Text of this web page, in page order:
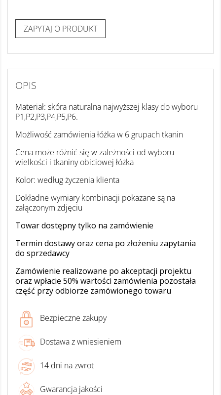
OPIS
Materiał: skóra naturalna najwyższej klasy do wyboru
P1,P2,P3,P4,P5,P6.
Możliwość zamówienia łóżka w 6 grupach tkanin
Cena może różnić się w zależności od wyboru
wielkości i tkaniny obiciowej łóżka
Kolor: według życzenia klienta
Dokładne wymiary kombinacji pokazane są na
załączonym zdjęciu
Towar dostępny tylko na zamówienie
Termin dostawy oraz cena po złożeniu zapytania
do sprzedawcy
Zamówienie realizowane po akceptacji projektu
oraz wpłacie 50% wartości zamówienia pozostała
część przy odbiorze zamówionego towaru
Bezpieczne zakupy
Dostawa z wniesieniem
14 dni na zwrot
Gwarancja jakości
ZAPYTAJ O PRODUKT